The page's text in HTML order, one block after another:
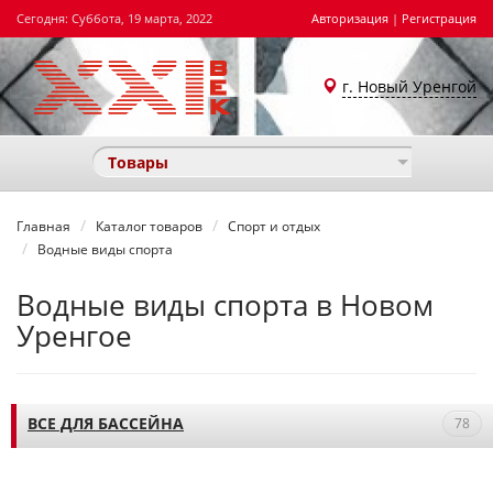
Сегодня: Суббота, 19 марта, 2022 Авторизация | Регистрация
г. Новый Уренгой
Товары
Главная Каталог товаров
Спорт и отдых
Водные виды спорта
Водные виды спорта в Новом
Уренгое
ВСЕ ДЛЯ БАССЕЙНА 78